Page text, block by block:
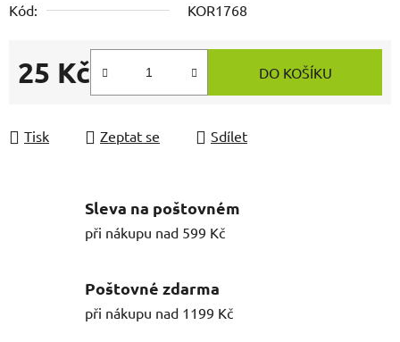
Kód:
KOR1768
25 Kč
Měrná cena:
DO KOŠÍKU
Tisk Zeptat se Sdílet
Sleva na poštovném
při nákupu nad 599 Kč
Poštovné zdarma
při nákupu nad 1199 Kč